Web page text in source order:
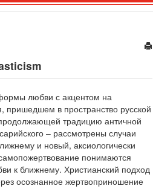
любви с акцентом на
пришедшем в пространство русской
традицию античной
– рассмотрены случаи
и новый, аксиологически
понимаются
к ближнему. Христианский подход
осознанное жертвоприношение